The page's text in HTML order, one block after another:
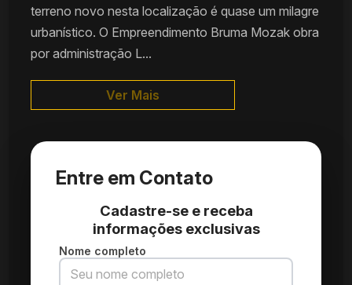
terreno novo nesta localização é quase um milagre
urbanístico. O Empreendimento Bruma Mozak obra
por administração L...
Ver Mais
Entre em Contato
Cadastre-se e receba
informações exclusivas
Nome completo